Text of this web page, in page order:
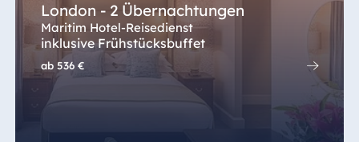
London - 2 Übernachtungen
Maritim Hotel-Reisedienst
inklusive Frühstücksbuffet
ab536 €